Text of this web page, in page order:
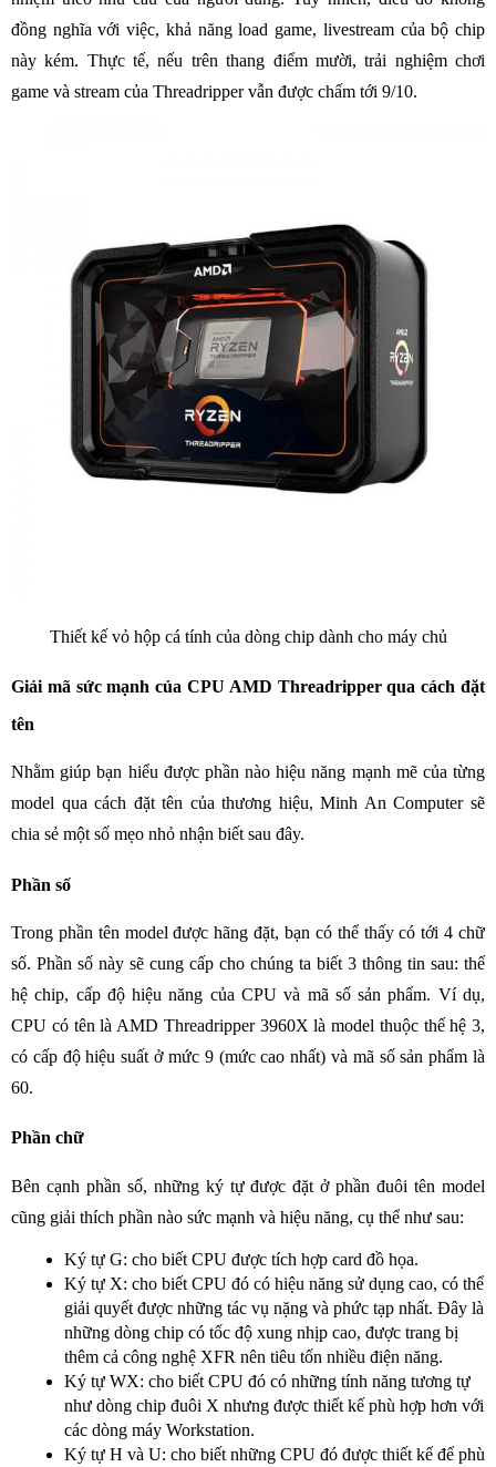
đồng nghĩa với việc, khả năng load game, livestream của bộ chip
này kém. Thực tế, nếu trên thang điểm mười, trải nghiệm chơi
game và stream của Threadripper vẫn được chấm tới 9/10.
Thiết kế vỏ hộp cá tính của dòng chip dành cho máy chủ
Giải mã sức mạnh của CPU AMD Threadripper qua cách đặt
tên
Nhằm giúp bạn hiểu được phần nào hiệu năng mạnh mẽ của từng
model qua cách đặt tên của thương hiệu, Minh An Computer sẽ
chia sẻ một số mẹo nhỏ nhận biết sau đây.
Phần số
Trong phần tên model được hãng đặt, bạn có thể thấy có tới 4 chữ
số. Phần số này sẽ cung cấp cho chúng ta biết 3 thông tin sau: thế
hệ chip, cấp độ hiệu năng của CPU và mã số sản phẩm. Ví dụ,
CPU có tên là AMD Threadripper 3960X là model thuộc thế hệ 3,
có cấp độ hiệu suất ở mức 9 (mức cao nhất) và mã số sản phẩm là
60.
Phần chữ
Bên cạnh phần số, những ký tự được đặt ở phần đuôi tên model
cũng giải thích phần nào sức mạnh và hiệu năng, cụ thể như sau:
Ký tự G: cho biết CPU được tích hợp card đồ họa.
Ký tự X: cho biết CPU đó có hiệu năng sử dụng cao, có thể
giải quyết được những tác vụ nặng và phức tạp nhất. Đây là
những dòng chip có tốc độ xung nhịp cao, được trang bị
thêm cả công nghệ XFR nên tiêu tốn nhiều điện năng.
Ký tự WX: cho biết CPU đó có những tính năng tương tự
như dòng chip đuôi X nhưng được thiết kế phù hợp hơn với
các dòng máy Workstation.
Ký tự H và U: cho biết những CPU đó được thiết kế để phù